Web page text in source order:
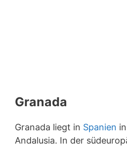
Granada
Granada liegt in Spanien
Andalusia. In der